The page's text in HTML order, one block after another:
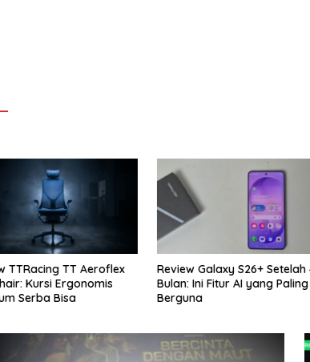
Galaxy S26+ Setelah 4
Ini Fitur AI yang Paling
Review Sennheiser MKE
Rekomendasi Mic
Terbaik Buat Kamera &